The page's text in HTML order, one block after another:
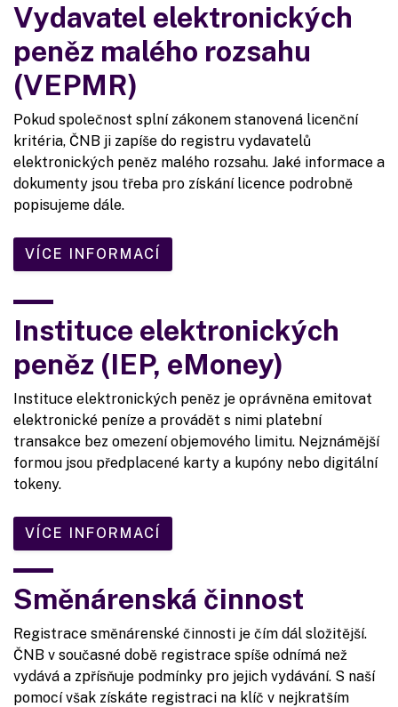
Vydavatel elektronických
peněz malého rozsahu
(VEPMR)
Pokud společnost splní zákonem stanovená licenční
kritéria, ČNB ji zapíše do registru vydavatelů
elektronických peněz malého rozsahu. Jaké informace a
dokumenty jsou třeba pro získání licence podrobně
popisujeme dále.
VÍCE INFORMACÍ
Instituce elektronických
peněz (IEP, eMoney)
Instituce elektronických peněz je oprávněna emitovat
elektronické peníze a provádět s nimi platební
transakce bez omezení objemového limitu. Nejznámější
formou jsou předplacené karty a kupóny nebo digitální
tokeny.
VÍCE INFORMACÍ
Směnárenská činnost
Registrace směnárenské činnosti je čím dál složitější.
ČNB v současné době registrace spíše odnímá než
vydává a zpřísňuje podmínky pro jejich vydávání. S naší
pomocí však získáte registraci na klíč v nejkratším